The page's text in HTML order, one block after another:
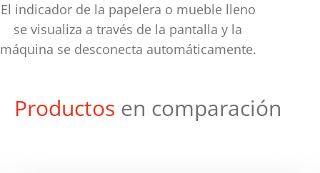
El indicador de la papelera o mueble lleno
se visualiza a través de la pantalla y la
máquina se desconecta automáticamente.
Productos en comparación